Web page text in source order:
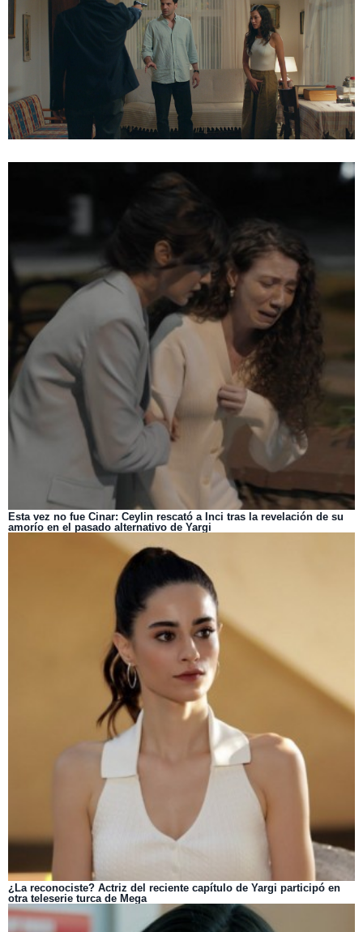
Esta vez no fue Cinar: Ceylin rescató a Inci tras la revelación de su
amorío en el pasado alternativo de Yargi
¿La reconociste? Actriz del reciente capítulo de Yargi participó en
otra teleserie turca de Mega